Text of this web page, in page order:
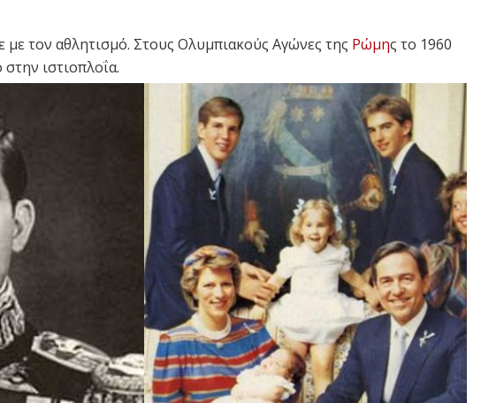
με τον αθλητισμό. Στους Ολυμπιακούς Αγώνες της Ρώμης το 1960
ιστιοπλοΐα.